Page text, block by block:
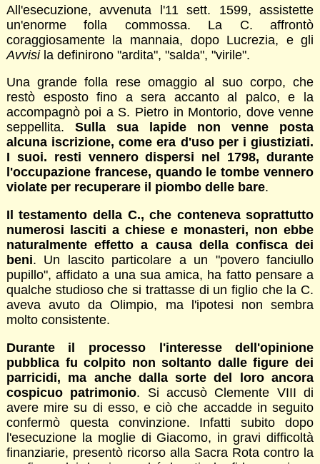
All'esecuzione, avvenuta l'11 sett. 1599, assistette
un'enorme folla commossa. La C. affrontò
coraggiosamente la mannaia, dopo Lucrezia, e gli
Avvisila definirono "ardita", "salda", "virile".
Una grande folla rese omaggio al suo corpo, che
restò esposto fino a sera accanto al palco, e la
accompagnò poi a S. Pietro in Montorio, dove venne
seppellita. Sulla sua lapide non venne posta
alcuna iscrizione, come era d'uso per i giustiziati.
I suoi. resti vennero dispersi nel 1798, durante
l'occupazione francese, quando le tombe vennero
violate per recuperare il piombo delle bare.
Il testamento della C., che conteneva soprattutto
numerosi lasciti a chiese e monasteri, non ebbe
naturalmente effetto a causa della confisca dei
beni. Un lascito particolare a un "povero fanciullo
pupillo", affidato a una sua amica, ha fatto pensare a
qualche studioso che si trattasse di un figlio che la C.
aveva avuto da Olimpio, ma l'ipotesi non sembra
molto consistente.
Durante il processo l'interesse dell'opinione
pubblica fu colpito non soltanto dalle figure dei
parricidi, ma anche dalla sorte del loro ancora
cospicuo patrimonio. Si accusò Clemente VIII di
avere mire su di esso, e ciò che accadde in seguito
confermò questa convinzione. Infatti subito dopo
l'esecuzione la moglie di Giacomo, in gravi difficoltà
finanziarie, presentò ricorso alla Sacra Rota contro la